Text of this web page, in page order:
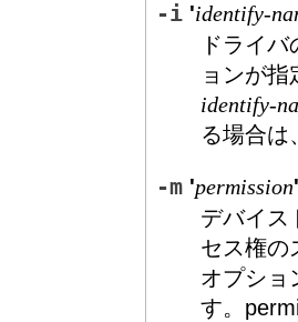
-i 'identify-
ドライ
ョンが
identify-
る場合は
-m 'permission'
デバイス
セス権の
オプショ
す。